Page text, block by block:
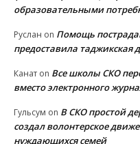
образовательными
Руслан on Помощь
предоставила таджикская
Канат on Все школы СКО
вместо электронного
Гульсум on В СКО простой
создал волонтерское
нуждающихся семей